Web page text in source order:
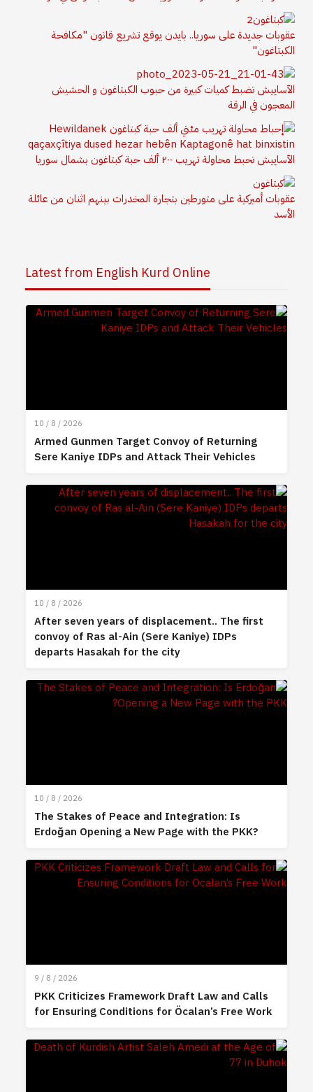
عقوبات جديدة على سوريا.. بايدن يوقع تشريع قانون "مكافحة
الكبتاغون"
الآساييش تضبط كميات كبيرة من حبوب الكبتاغون و الحشيش
المعجون في الرقة
الآساييش تحبط محاولة تهريب ٢٠٠ ألف حبة كبتاغون بشمال سوريا
عقوبات أميركية على متورطين بتجارة المخدرات بينهم اثنان من عائلة
الأسد
Latest from English Kurd Online
10 / 8 / 2026
Armed Gunmen Target Convoy of Returning
Sere Kaniye IDPs and Attack Their Vehicles
10 / 8 / 2026
After seven years of displacement.. The first
convoy of Ras al-Ain (Sere Kaniye) IDPs
departs Hasakah for the city
10 / 8 / 2026
The Stakes of Peace and Integration: Is
Erdoğan Opening a New Page with the PKK?
9 / 8 / 2026
PKK Criticizes Framework Draft Law and Calls
for Ensuring Conditions for Öcalan’s Free Work